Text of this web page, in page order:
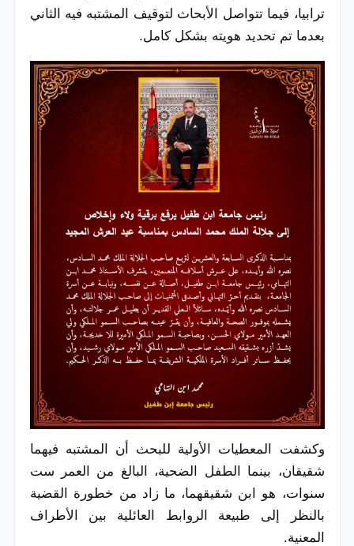
ترابيا، فيما تتواصل الأبحاث لتوقيف المشتبه فيه الثاني
بعدما تم تحديد هويته بشكل كامل.
وكشفت المعطيات الأولية للبحث أن المشتبه فيهما
شقيقان، بينما الطفل الضحية، البالغ من العمر ست
سنوات، هو ابن شقيقهما، ما زاد من خطورة القضية
بالنظر إلى طبيعة الروابط العائلية بين الأطراف
المعنية.